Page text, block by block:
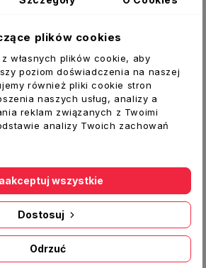
SAFE jest bezpieczny dla
elektronicznym wtryskiem
na: oleje, smary, płyny
Może być stosowany do
i marek samochodów m.in. do
zaworów, uszczelek
olejowych, pokryw wału
wodnych, pokryw mostów
szczelność i odporność na
musi być sucha,
z kurzu, brudu, tłuszczu
plików cookies
własnych plików cookie, aby
poziom doświadczenia na naszej
również pliki cookie stron
naszych usług, analizy a
reklam związanych z Twoimi
analizy Twoich zachowań
Odrzuć
Dostosuj
wszystkie